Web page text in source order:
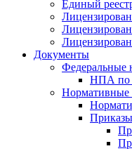
Единый
Документы
Федеральные
НПА по
Нормативные